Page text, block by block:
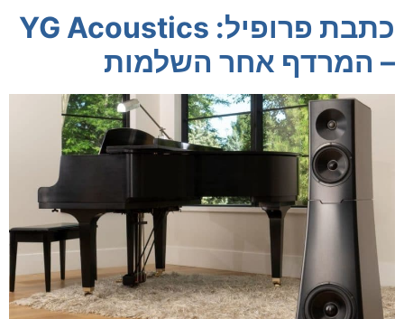
כתבת פרופיל: YG Acoustics
– המרדף אחר השלמות